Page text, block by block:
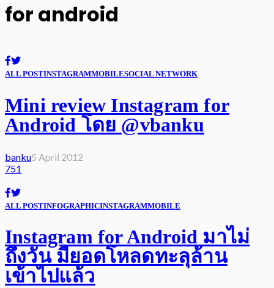
for android
ALL POSTINSTAGRAMMOBILESOCIAL NETWORK
Mini review Instagram for
Android โดย @vbanku
banku5 April 2012
751
ALL POSTINFOGRAPHICINSTAGRAMMOBILE
Instagram for Android มาไม่
ถึงวัน มียอดโหลดทะลุล้าน
เข้าไปแล้ว